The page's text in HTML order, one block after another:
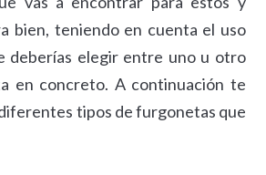
bien, teniendo en cuenta el uso
deberías elegir entre uno u otro
en concreto. A continuación te
tipos de furgonetas que